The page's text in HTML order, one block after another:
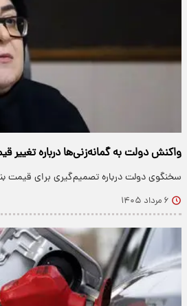
واکنش دولت به گمانه‌زنی‌ها درباره تغییر
سخنگوی دولت درباره تصمیم‌گیری برای قیمت
۶ مرداد ۱۴۰۵